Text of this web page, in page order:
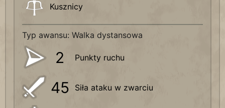
Kusznicy
Typ awansu: Walka dystansowa
2 Punkty ruchu
45 Siła ataku w zwarciu